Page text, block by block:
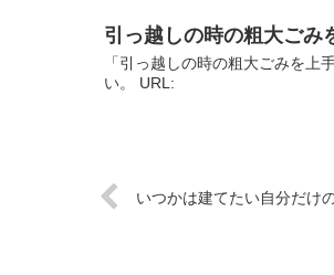
引っ越しの時の粗大ごみ
「引っ越しの時の粗大ごみを
い。 URL:
いつかは建てたい自分だけ